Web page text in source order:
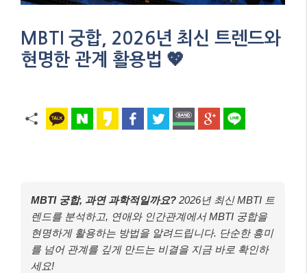
MBTI 궁합, 2026년 최신 트렌드와
현명한 관계 활용법 💖
MBTI 궁합, 과연 과학적일까요? 2026년 최신 MBTI 트
렌드를 분석하고, 연애와 인간관계에서 MBTI 궁합을
현명하게 활용하는 방법을 알려드립니다. 단순한 흥미
를 넘어 관계를 깊게 만드는 비결을 지금 바로 확인하
세요!